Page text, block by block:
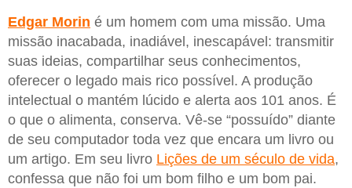
Edgar Morin é um homem com uma missão. Uma
missão inacabada, inadiável, inescapável: transmitir
suas ideias, compartilhar seus conhecimentos,
oferecer o legado mais rico possível. A produção
intelectual o mantém lúcido e alerta aos 101 anos. É
o que o alimenta, conserva. Vê-se “possuído” diante
de seu computador toda vez que encara um livro ou
um artigo. Em seu livro Lições de um século de vida,
confessa que não foi um bom filho e um bom pai.